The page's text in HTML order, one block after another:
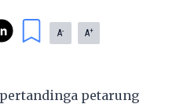
A- A+
pertandinga petarung